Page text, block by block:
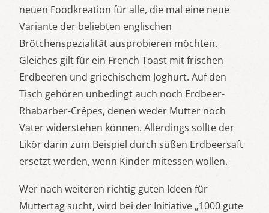
neuen Foodkreation für alle, die mal eine neue
Variante der beliebten englischen
Brötchenspezialität ausprobieren möchten.
Gleiches gilt für ein French Toast mit frischen
Erdbeeren und griechischem Joghurt. Auf den
Tisch gehören unbedingt auch noch Erdbeer-
Rhabarber-Crêpes, denen weder Mutter noch
Vater widerstehen können. Allerdings sollte der
Likör darin zum Beispiel durch süßen Erdbeersaft
ersetzt werden, wenn Kinder mitessen wollen.
Wer nach weiteren richtig guten Ideen für
Muttertag sucht, wird bei der Initiative „1000 gute